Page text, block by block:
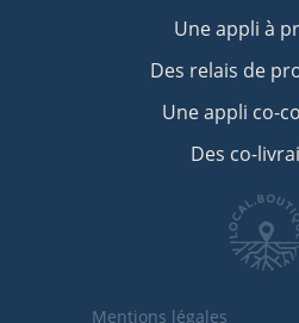
Une appli à
Des relais de
Des co-
Une appli co-
Mentions légales